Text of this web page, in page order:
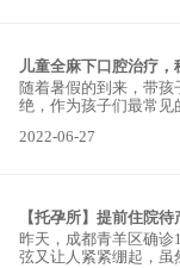
儿童全麻下口腔治疗，
随着暑假的到来，带
绝，作为孩子们最常见
2022-06-27
【托孕所】提前住院
昨天，成都青羊区确诊
弦又让人紧紧绷起，